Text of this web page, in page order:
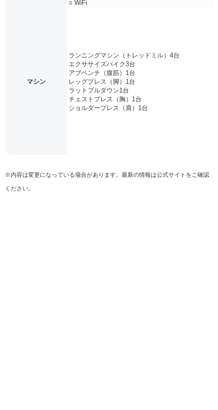
○ WiFi
マシン
ランニングマシン（トレッドミル）4台
エクササイズバイク3台
アブベンチ（腹筋）1台
レッグプレス（脚）1台
ラットプルダウン1台
チェストプレス（胸）1台
ショルダープレス（肩）1台
※内容は変更になっている場合があります。最新の情報は公式サイトをご確認
ください。